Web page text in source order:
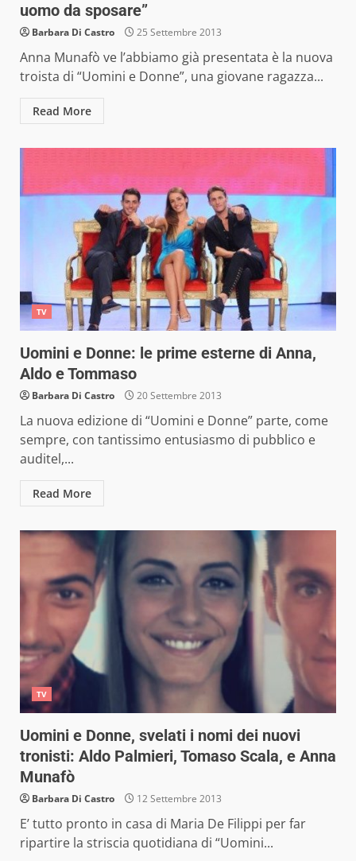
uomo da sposare”
Barbara Di Castro 25 Settembre 2013
Anna Munafò ve l’abbiamo già presentata è la nuova
troista di “Uomini e Donne”, una giovane ragazza...
Read More
TV
Uomini e Donne: le prime esterne di Anna,
Aldo e Tommaso
Barbara Di Castro 20 Settembre 2013
La nuova edizione di “Uomini e Donne” parte, come
sempre, con tantissimo entusiasmo di pubblico e
auditel,...
Read More
TV
Uomini e Donne, svelati i nomi dei nuovi
tronisti: Aldo Palmieri, Tomaso Scala, e Anna
Munafò
Barbara Di Castro 12 Settembre 2013
E’ tutto pronto in casa di Maria De Filippi per far
ripartire la striscia quotidiana di “Uomini...